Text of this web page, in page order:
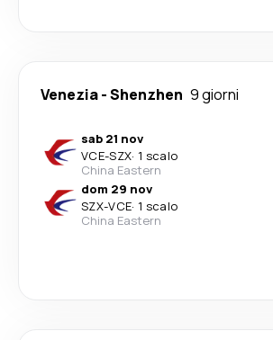
Venezia-Shenzhen 9 giorni
sab 21 nov
VCE-SZX· 1 scalo
China Eastern
dom 29 nov
SZX-VCE· 1 scalo
China Eastern